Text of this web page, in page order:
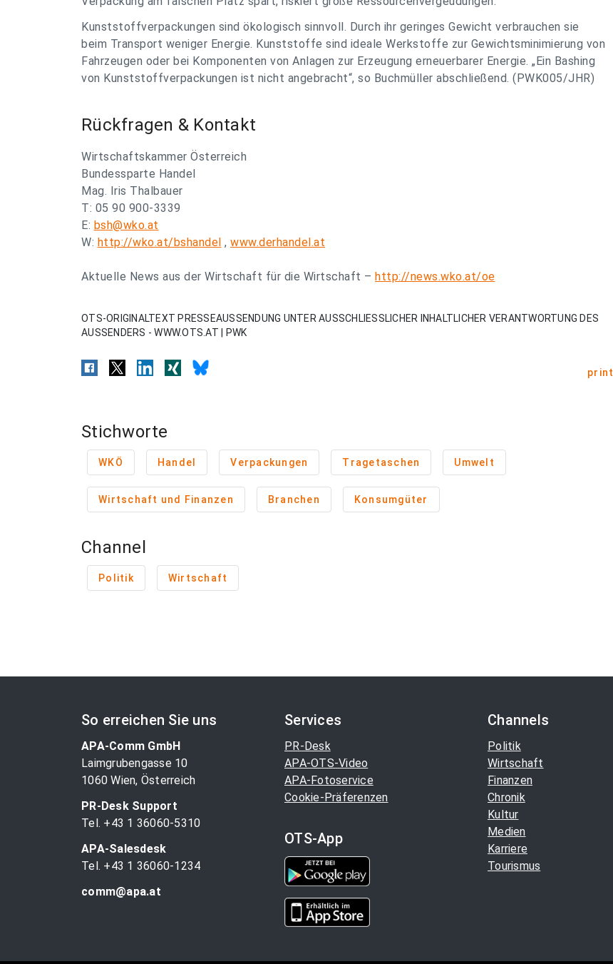
Kunststoffverpackungen sind ökologisch sinnvoll. Durch ihr geringes Gewicht verbrauchen sie
beim Transport weniger Energie. Kunststoffe sind ideale Werkstoffe zur Gewichtsminimierung von
Fahrzeugen oder bei Komponenten von Anlagen zur Erzeugung erneuerbarer Energie. „Ein Bashing
von Kunststoffverpackungen ist nicht angebracht“, so Buchmüller abschließend. (PWK005/JHR)
Rückfragen & Kontakt
Wirtschaftskammer Österreich
Bundessparte Handel
Mag. Iris Thalbauer
T: 05 90 900-3339
E: bsh@wko.at
W: http://wko.at/bshandel , www.derhandel.at
Aktuelle News aus der Wirtschaft für die Wirtschaft – http://news.wko.at/oe
OTS-ORIGINALTEXT PRESSEAUSSENDUNG UNTER AUSSCHLIESSLICHER INHALTLICHER VERANTWORTUNG DES
AUSSENDERS - WWW.OTS.AT | PWK
print
Stichworte
WKÖ Handel Verpackungen Tragetaschen Umwelt
Wirtschaft und Finanzen Branchen Konsumgüter
Channel
Politik Wirtschaft
So erreichen Sie uns
APA-Comm GmbH
Laimgrubengasse 10
1060 Wien, Österreich
PR-Desk Support
Tel. +43 1 36060-5310
APA-Salesdesk
Tel. +43 1 36060-1234
comm@apa.at
Services
PR-Desk
APA-OTS-Video
APA-Fotoservice
Cookie-Präferenzen
OTS-App
Channels
Politik
Wirtschaft
Finanzen
Chronik
Kultur
Medien
Karriere
Tourismus